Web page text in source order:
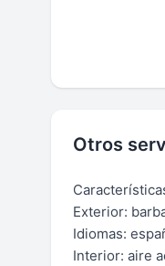
Otros
Exterior:
Idiomas:
Interior: aire